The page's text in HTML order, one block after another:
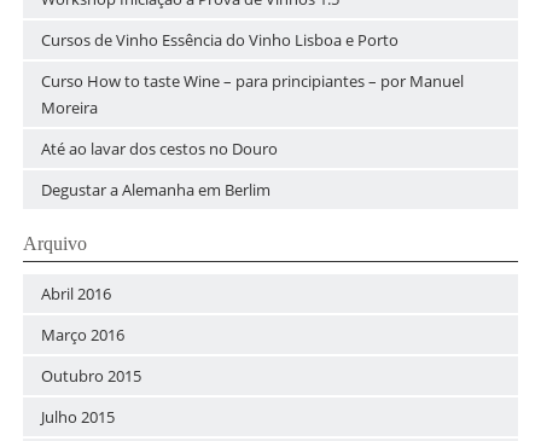
Cursos de Vinho Essência do Vinho Lisboa e Porto
Curso How to taste Wine – para principiantes – por Manuel
Moreira
Até ao lavar dos cestos no Douro
Degustar a Alemanha em Berlim
Arquivo
Abril 2016
Março 2016
Outubro 2015
Julho 2015